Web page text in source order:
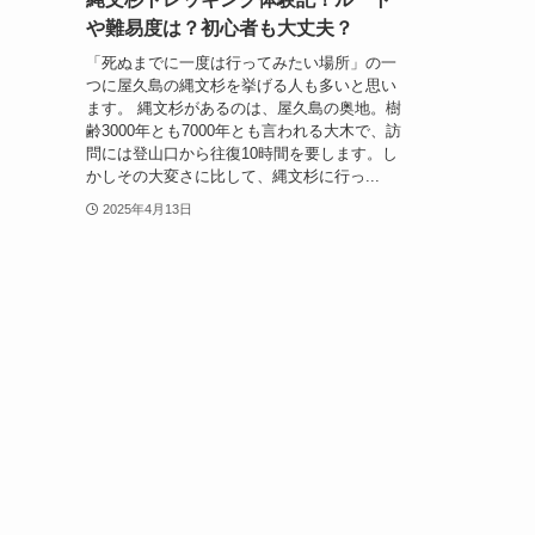
や難易度は？初心者も大丈夫？
「死ぬまでに一度は行ってみたい場所」の一
つに屋久島の縄文杉を挙げる人も多いと思い
ます。 縄文杉があるのは、屋久島の奥地。樹
齢3000年とも7000年とも言われる大木で、訪
問には登山口から往復10時間を要します。し
かしその大変さに比して、縄文杉に行っ...
2025年4月13日